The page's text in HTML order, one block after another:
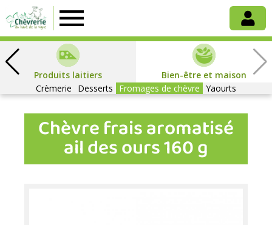
Chèvrerie
du
Haut
de
la
Produits laitiers
Bien-être et maison
Crèmerie
Desserts Fromages de chèvre Yaourts
Chèvre frais aromatisé
ail des ours 160 g